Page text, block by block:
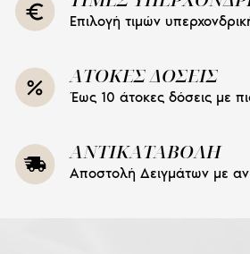
Επιλογή τιμών
ΑΤΟΚΕΣ ΔΟΣΕΙΣ
Έως 10 άτοκες δόσεις με
ΑΝΤΙΚΑΤΑΒΟΛΗ
Αποστολή Δειγμάτων με